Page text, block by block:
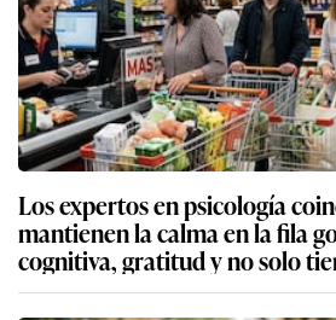
Los expertos en psicología
mantienen la calma en la fila
cognitiva, gratitud y no solo